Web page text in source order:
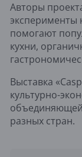
Авторы
эксперименты
помогают
кухни,
Выставка
культурно-
разных стран.